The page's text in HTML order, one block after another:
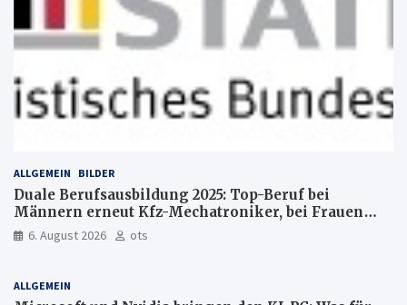
ALLGEMEIN BILDER
Duale Berufsausbildung 2025: Top-Beruf bei
Männern erneut Kfz-Mechatroniker, bei Frauen
medizinische Fachangestellte
6. August 2026 ots
ALLGEMEIN